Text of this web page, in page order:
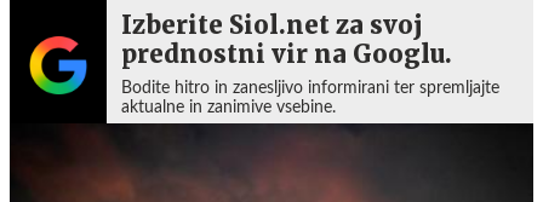
Izberite Siol.net za svoj
prednostni vir na Googlu.
Bodite hitro in zanesljivo informirani ter spremljajte
aktualne in zanimive vsebine.